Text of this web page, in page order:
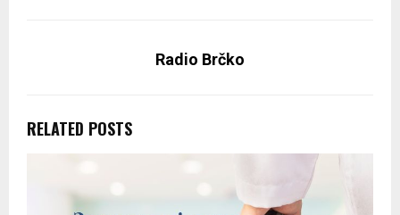
Radio Brčko
RELATED POSTS